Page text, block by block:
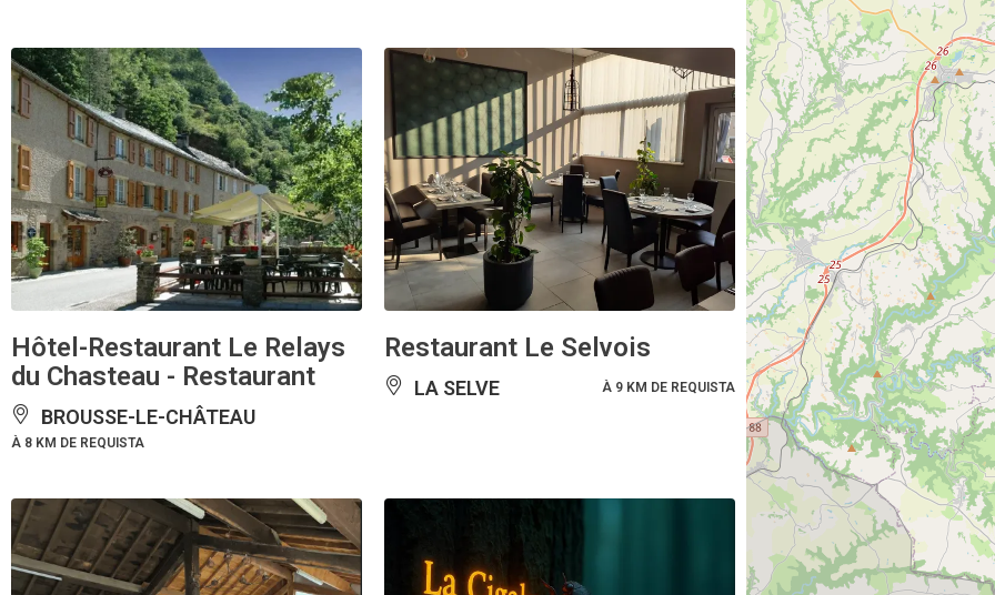
Hôtel-Restaurant Le Relays
du Chasteau - Restaurant
BROUSSE-LE-CHÂTEAU
À 8 KM DE REQUISTA
Restaurant Le Selvois
LA SELVE À 9 KM DE REQUISTA